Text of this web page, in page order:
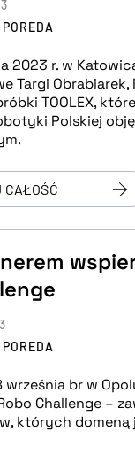
2023 r. w
Targi Obrabiarek,
TOOLEX,
Polskiej
CAŁOŚĆ
br w
Challenge –
których